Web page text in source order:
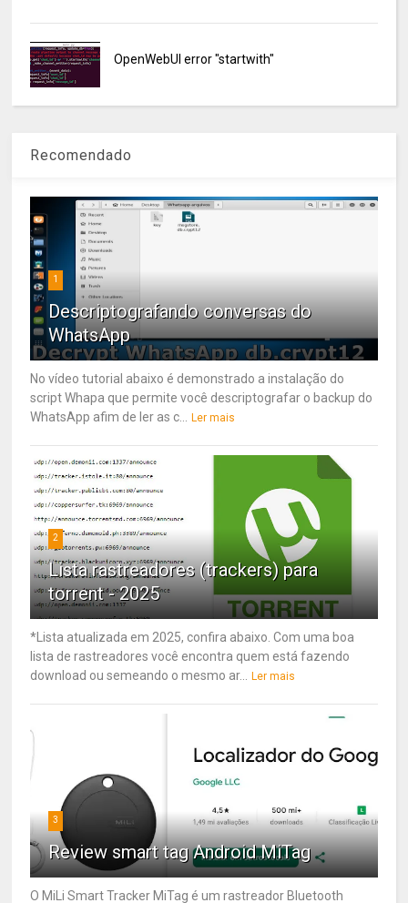
OpenWebUI error "startwith"
Recomendado
1
Descriptografando conversas do
WhatsApp
No vídeo tutorial abaixo é demonstrado a instalação do
script Whapa que permite você descriptografar o backup do
WhatsApp afim de ler as c...
Ler mais
2
Lista rastreadores (trackers) para
torrent - 2025
*Lista atualizada em 2025, confira abaixo. Com uma boa
lista de rastreadores você encontra quem está fazendo
download ou semeando o mesmo ar...
Ler mais
3
Review smart tag Android MiTag
O MiLi Smart Tracker MiTag é um rastreador Bluetooth